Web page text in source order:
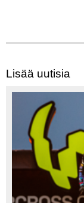
Lisää uutisia